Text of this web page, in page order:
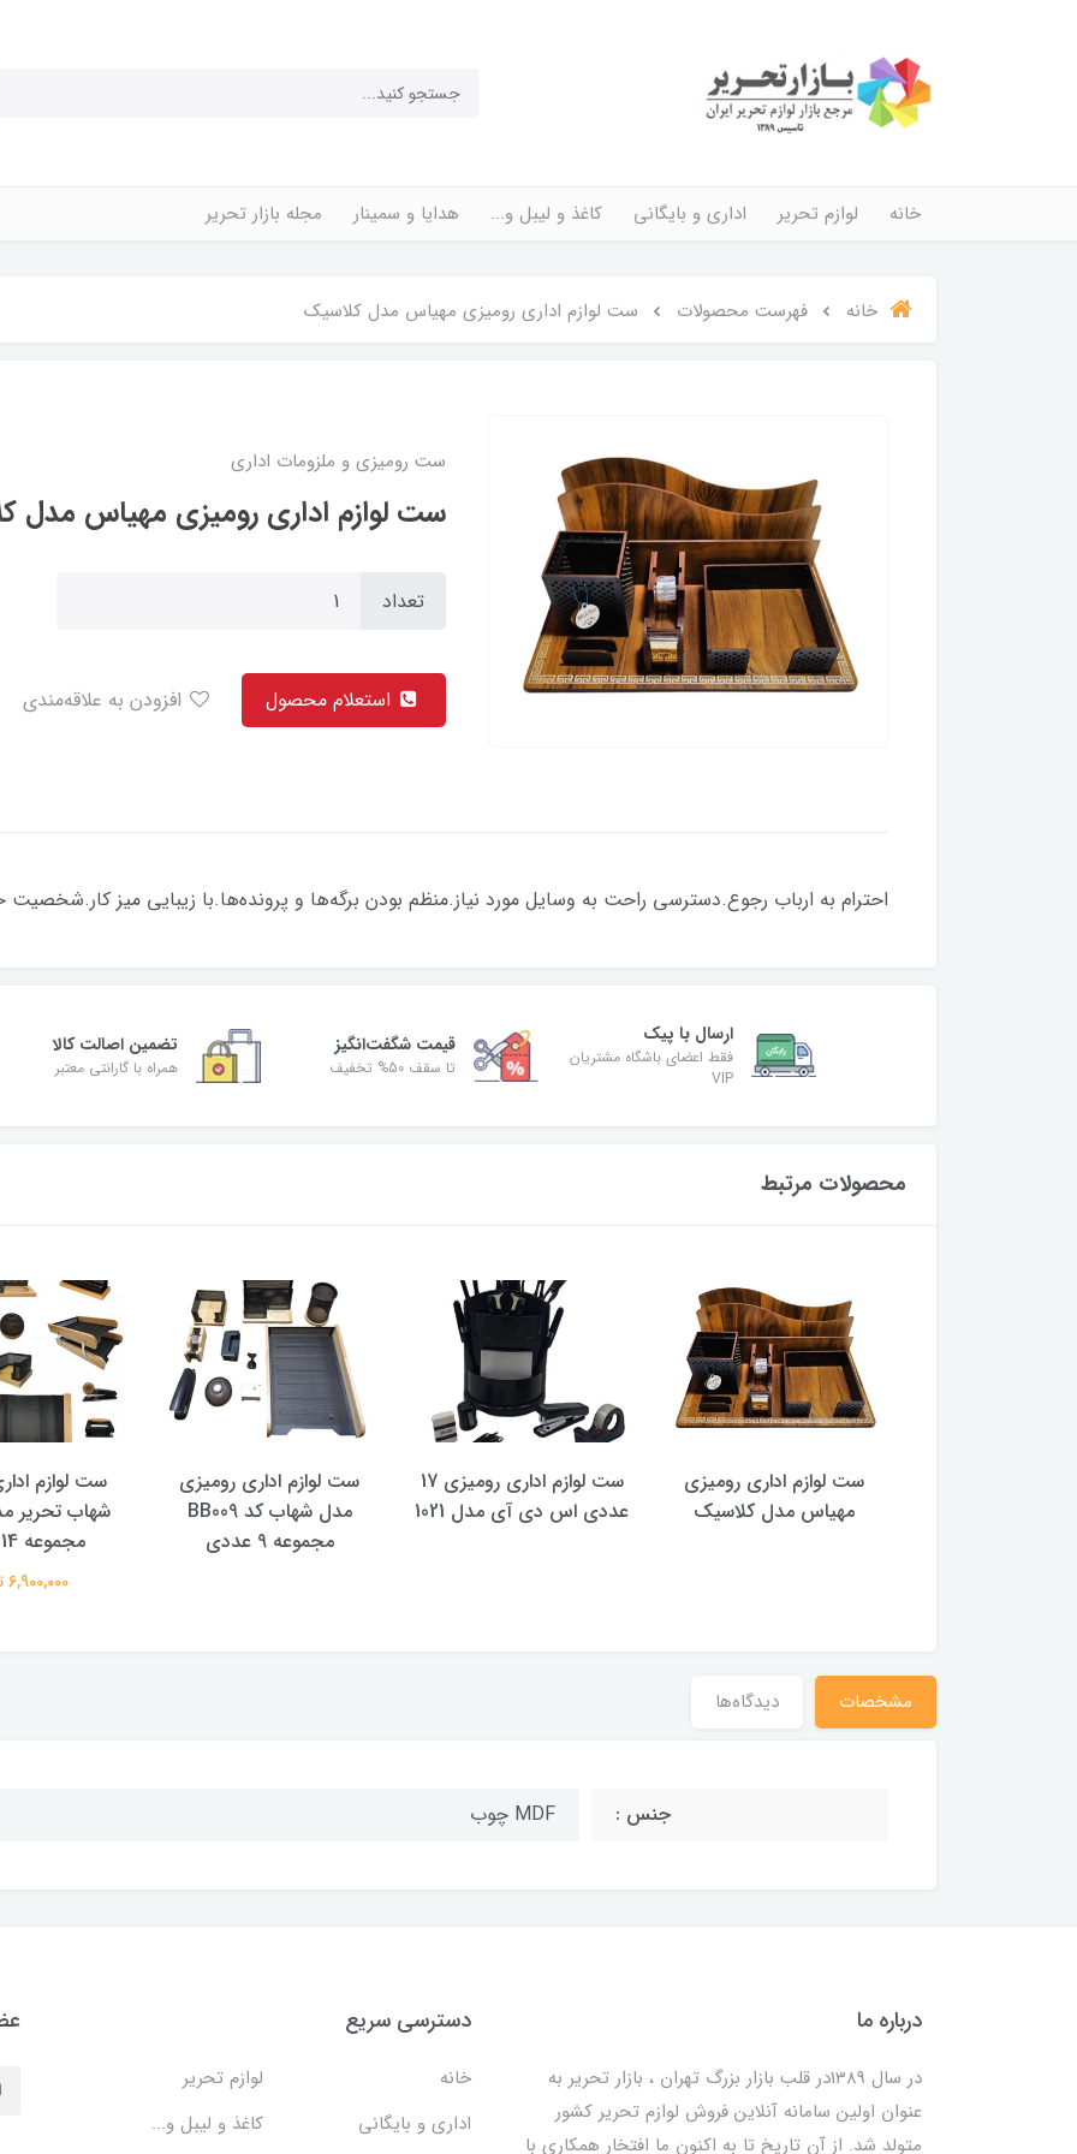
خانه لوازم تحریر اداری و بایگانی کاغذ و لیبل و... هدایا و سمینار مجله بازار تحریر
خانه فهرست محصولات ست لوازم اداری رومیزی مهیاس مدل کلاسیک
ست رومیزی و ملزومات اداری
ست لوازم اداری رومیزی مهیاس مدل
تعداد
احترام به ارباب رجوع.دسترسی راحت به وسایل مورد نیاز.منظم بودن برگه‌ها و پرونده‌ها.با زیبایی میز کار.شخصیت
ارسال با پیک
فقط اعضای باشگاه مشتریان
VIP
قیمت شگفت‌انگیز
تا سقف 50% تخفیف
تضمین اصالت کالا
همراه با گارانتی معتبر
محصولات مرتبط
ست لوازم اداری رومیزی 17
عددی اس دی آی مدل 1021
ست لوازم اداری رومیزی
مدل شهاب کد BB009
ست لوازم اداری رومیزی
شهاب تحریر مدل SV-13
مجموعه 14 عددی
قیچی اداری
230,000 تومان
مشخصات دیدگاه‌ها
جنس : MDF چوب
درباره ما
در سال 1389در قلب بازار بزرگ تهران ، بازار تحریر به
عنوان اولین سامانه آنلاین فروش لوازم تحریر کشور
متولد شد. از آن تاریخ تا به اکنون ما افتخار همکاری با
دسترسی سریع
خانه
لوازم تحریر
اداری و بایگانی
کاغذ و لیبل و...